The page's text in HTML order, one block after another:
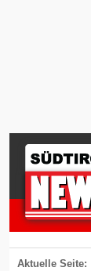
Aktuelle Seite: